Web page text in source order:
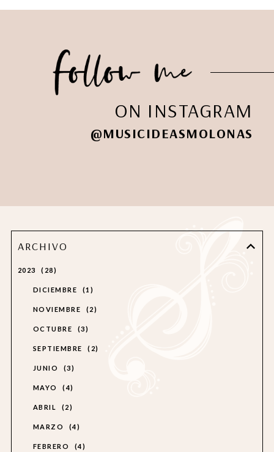
ON INSTAGRAM
@MUSICIDEASMOLONAS
ARCHIVO
2023 28
DICIEMBRE 1
NOVIEMBRE 2
OCTUBRE 3
SEPTIEMBRE 2
JUNIO 3
MAYO 4
ABRIL 2
MARZO 4
FEBRERO 4